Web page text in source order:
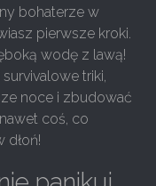
bohaterze w
pierwsze kroki.
wodę z lawą!
triki,
noce i zbudować
coś, co
dłoń!